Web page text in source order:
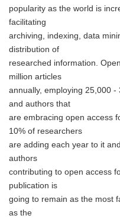
popularity as the world is
facilitating
archiving, indexing, data
distribution of
researched information.
million articles
annually, employing 25,000
and authors that
are embracing open access
10% of researchers
are adding each year to it
authors
contributing to open access
publication is
going to remain as the most
as the